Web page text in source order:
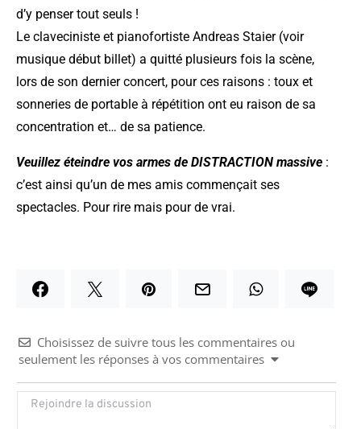
d’y penser tout seuls !
Le claveciniste et pianofortiste Andreas Staier (voir
musique début billet) a quitté plusieurs fois la scène,
lors de son dernier concert, pour ces raisons : toux et
sonneries de portable à répétition ont eu raison de sa
concentration et… de sa patience.
Veuillez éteindre vos armes de DISTRACTION massive :
c’est ainsi qu’un de mes amis commençait ses
spectacles. Pour rire mais pour de vrai.
Choisissez de suivre tous les commentaires ou
seulement les réponses à vos commentaires